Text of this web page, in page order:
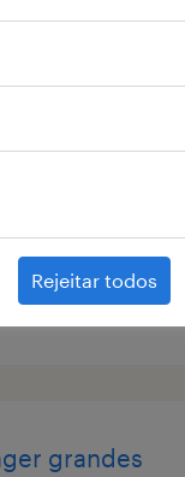
2026
grandes
Rejeitar todos